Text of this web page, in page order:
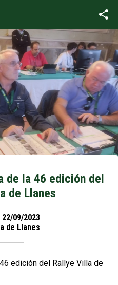
de la 46 edición del
de Llanes
09/2023
de Llanes
edición del Rallye Villa de